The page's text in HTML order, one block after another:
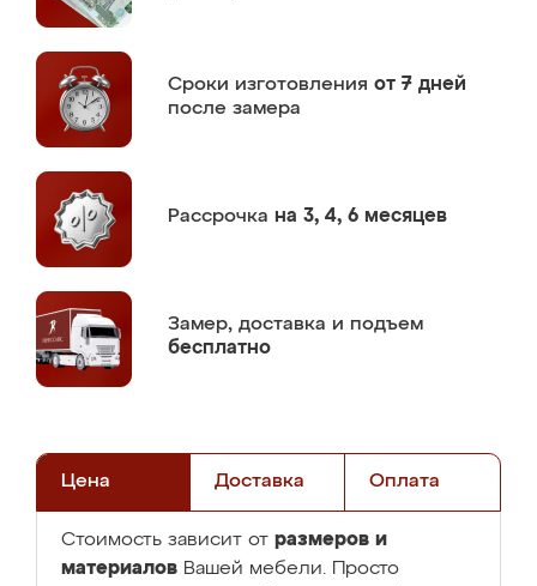
Сроки изготовления от 7 дней
после замера
Рассрочка на 3, 4, 6 месяцев
Замер, доставка и подъем
бесплатно
Цена Доставка Оплата
Стоимость зависит от размеров и
материалов Вашей мебели. Просто